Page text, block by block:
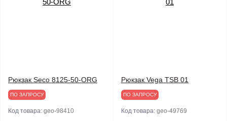
Рюкзак Seco 8125-50-ORG
ПО ЗАПРОСУ
Код товара: geo-98410
Рюкзак Vega TSB 01
ПО ЗАПРОСУ
Код товара: geo-49769